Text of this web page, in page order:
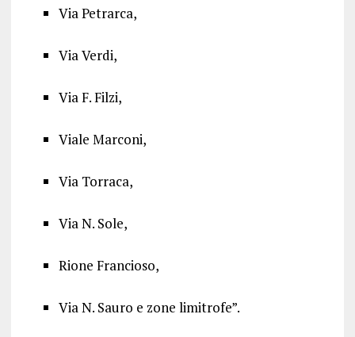
Via Petrarca,
Via Verdi,
Via F. Filzi,
Viale Marconi,
Via Torraca,
Via N. Sole,
Rione Francioso,
Via N. Sauro e zone limitrofe”.